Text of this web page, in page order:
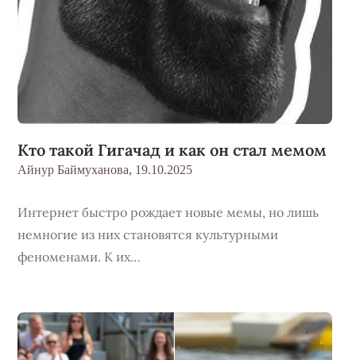
Кто такой Гигачад и как он стал мемом
Айнур Баймуханова, 19.10.2025
Интернет быстро рождает новые мемы, но лишь
немногие из них становятся культурными
феноменами. К их…